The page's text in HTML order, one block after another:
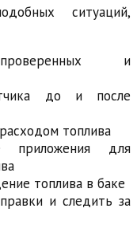
ситуаций,
и
до и после
топлива
приложения для
топлива в баке
и следить за